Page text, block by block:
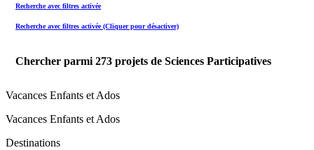
Recherche avec filtres activée
Recherche avec filtres activée (Cliquer pour désactiver)
Chercher parmi 273 projets de Sciences Participatives
Vacances Enfants et Ados
Vacances Enfants et Ados
Destinations